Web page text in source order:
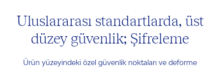
Uluslararası standartlarda, üst
düzey güvenlik; Şifreleme
Ürün yüzeyindeki özel güvenlik noktaları ve deforme